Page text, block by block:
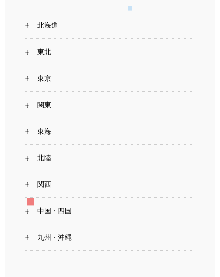
北海道
東北
東京
関東
東海
北陸
関西
中国・四国
九州・沖縄